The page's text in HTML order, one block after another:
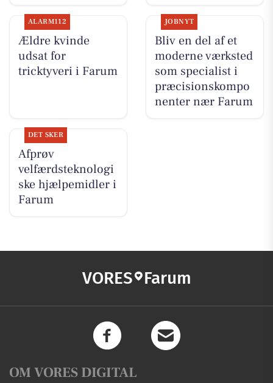
ALARM112
Ældre kvinde
udsat for
tricktyveri i Farum
JOBNYT
Bliv en del af et
moderne værksted
som specialist i
præcisionskompo
nenter nær Farum
DET SKER
Afprøv
velfærdsteknologi
ske hjælpemidler i
Farum
VORES Farum
OM VORES DIGITAL